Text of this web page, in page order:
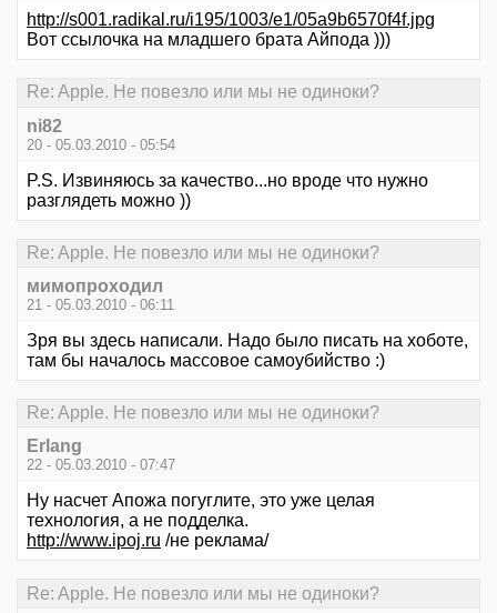
http://s001.radikal.ru/i195/1003/e1/05a9b6570f4f.jpg
Вот ссылочка на младшего брата Айпода )))
Re: Apple. Не повезло или мы не одиноки?
ni82
20 - 05.03.2010 - 05:54
P.S. Извиняюсь за качество...но вроде что нужно
разглядеть можно ))
Re: Apple. Не повезло или мы не одиноки?
мимопроходил
21 - 05.03.2010 - 06:11
Зря вы здесь написали. Надо было писать на хоботе,
там бы началось массовое самоубийство :)
Re: Apple. Не повезло или мы не одиноки?
Erlang
22 - 05.03.2010 - 07:47
Ну насчет Апожа погуглите, это уже целая
технология, а не подделка.
http://www.ipoj.ru /не реклама/
Re: Apple. Не повезло или мы не одиноки?